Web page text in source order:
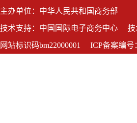
主办单位：中华人民共和国商务部
技术支持：中国国际电子商务中心 技
网站标识码bm22000001 ICP备案编号